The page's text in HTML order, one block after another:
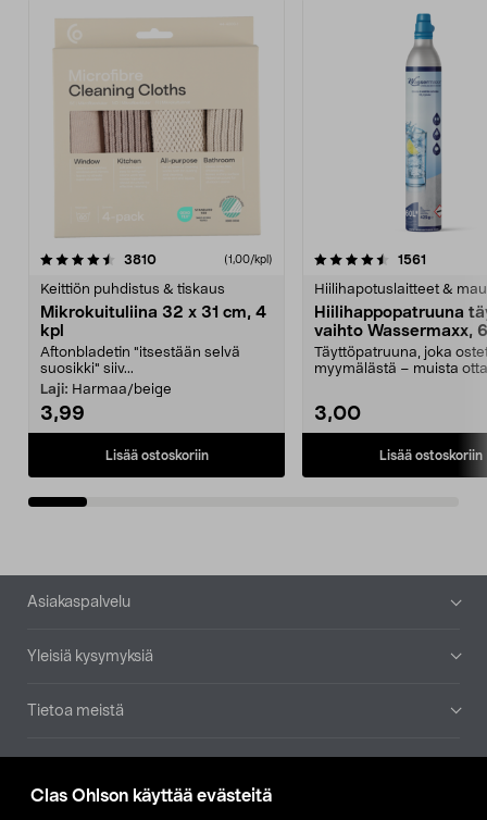
Clas Ohlson käyttää evästeitä
3810arvostelut (1,00/kpl)
Keittiön puhdistus & tiskaus
Mikrokuituliina 32 x 31 cm, 4
kpl
Aftonbladetin "itsestään selvä
suosikki" siiv...
Laji: Harmaa/beige
3,99
Lisää ostoskoriin
4.5viidestä
1561
Hiilihapotuslaitteet &
Hiilihappopatruuna
vaihto Wassermaxx,
Täyttöpatruuna, joka
myymälästä – muista
3,00
Lisää ostoskoriin
4.5viidestä
Alatunniste
Asiakaspalvelu
Yleisiä kysymyksiä
Tietoa meistä